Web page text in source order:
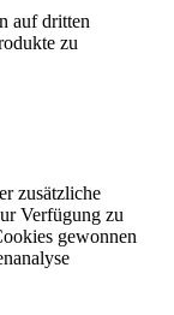
zusätzliche
Verfügung zu
gewonnen
zur Verfügung.
über mehrere
zur Verfügung.